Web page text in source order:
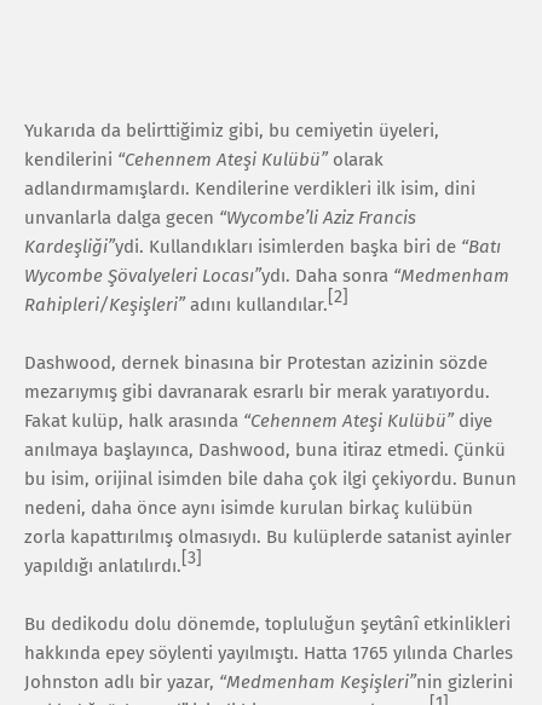
Yukarıda da belirttiğimiz gibi, bu cemiyetin üyeleri,
kendilerini “Cehennem Ateşi Kulübü” olarak
adlandırmamışlardı. Kendilerine verdikleri ilk isim, dini
unvanlarla dalga gecen “Wycombe’li Aziz Francis
Kardeşliği”ydi. Kullandıkları isimlerden başka biri de “Batı
Wycombe Şövalyeleri Locası”ydı. Daha sonra “Medmenham
Rahipleri/Keşişleri” adını kullandılar. [2]
Dashwood, dernek binasına bir Protestan azizinin sözde
mezarıymış gibi davranarak esrarlı bir merak yaratıyordu.
Fakat kulüp, halk arasında “Cehennem Ateşi Kulübü” diye
anılmaya başlayınca, Dashwood, buna itiraz etmedi. Çünkü
bu isim, orijinal isimden bile daha çok ilgi çekiyordu. Bunun
nedeni, daha önce aynı isimde kurulan birkaç kulübün
zorla kapattırılmış olmasıydı. Bu kulüplerde satanist ayinler
yapıldığı anlatılırdı. [3]
Bu dedikodu dolu dönemde, topluluğun şeytânî etkinlikleri
hakkında epey söylenti yayılmıştı. Hatta 1765 yılında Charles
Johnston adlı bir yazar, “Medmenham Keşişleri”nin gizlerini